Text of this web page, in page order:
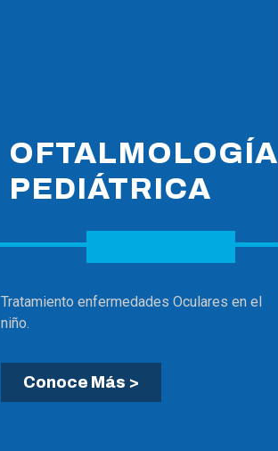
OFTALMOLOGÍA
PEDIÁTRICA
Tratamiento enfermedades Oculares en el
niño.
Conoce Más >